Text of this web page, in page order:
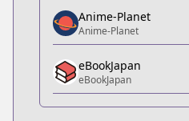
https://
Anime-Planet
Anime-Planet
https://www.anime-
eBookJapan
eBookJapan
Anime-Planet
Anime-Planet
eBookJapan
eBookJapan